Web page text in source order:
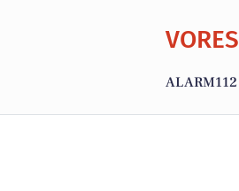
VORES
ALARM112